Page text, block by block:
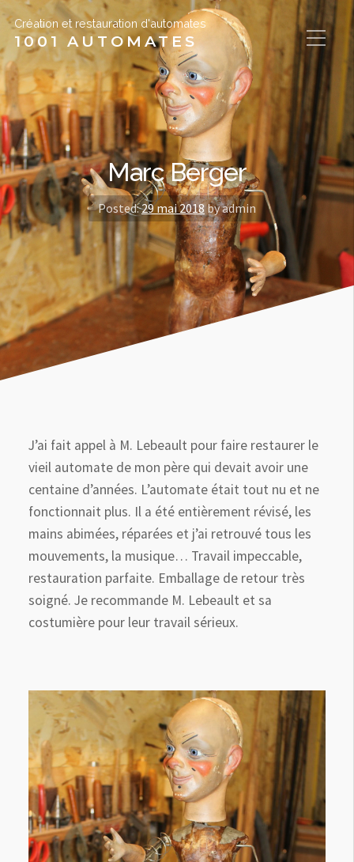
Création et restauration d'automates
1001 AUTOMATES
Marc Berger
Posted:29 mai 2018by admin
J’ai fait appel à M. Lebeault pour faire restaurer le
vieil automate de mon père qui devait avoir une
centaine d’années. L’automate était tout nu et ne
fonctionnait plus. Il a été entièrement révisé, les
mains abimées, réparées et j’ai retrouvé tous les
mouvements, la musique… Travail impeccable,
restauration parfaite. Emballage de retour très
soigné. Je recommande M. Lebeault et sa
costumière pour leur travail sérieux.